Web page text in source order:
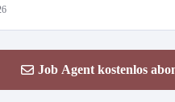
Job Agent kostenlos